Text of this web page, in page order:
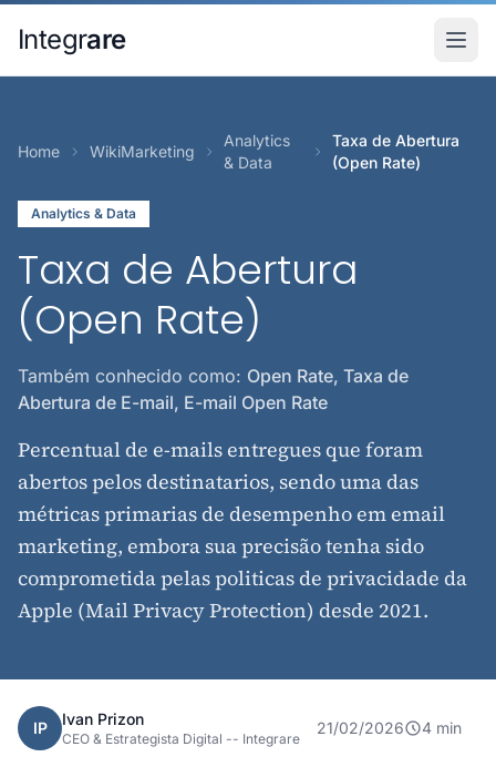
Integrare
Home WikiMarketing
Analytics
& Data
Taxa de Abertura
(Open Rate)
Analytics & Data
Taxa de Abertura
(Open Rate)
Também conhecido como: Open Rate, Taxa de
Abertura de E-mail, E-mail Open Rate
Percentual de e-mails entregues que foram
abertos pelos destinatarios, sendo uma das
métricas primarias de desempenho em email
marketing, embora sua precisão tenha sido
comprometida pelas politicas de privacidade da
Apple (Mail Privacy Protection) desde 2021.
IP Ivan Prizon
CEO & Estrategista Digital -- Integrare
21/02/2026 4 min